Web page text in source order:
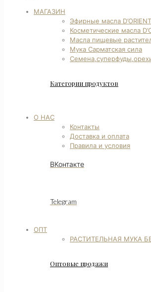
МАГАЗИН
Эфирные масла
Косметические масла
Масла пищевые
Мука Сарматская сила
Категории продуктов
О НАС
Контакты
Доставка и оплата
Правила и условия
ВКонтакте
Telegram
ОПТ
РАСТИТЕЛЬНАЯ МУКА
Оптовые продажи